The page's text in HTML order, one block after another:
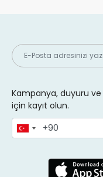
Kampanya, duyuru
için kayıt olun.